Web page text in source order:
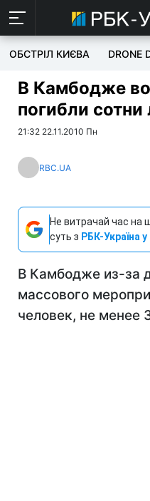
ОБСТРІЛ КИЄВА DRONE
В Камбодже
погибли
21:32 22.11.2010 Пн
RBC.UA
Не витрачай час на
суть з РБК-Україна
В Камбодже из-за
массового
человек, не менее